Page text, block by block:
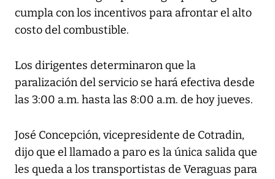
cumpla con los incentivos para afrontar el alto
costo del combustible.
Los dirigentes determinaron que la
paralización del servicio se hará efectiva desde
las 3:00 a.m. hasta las 8:00 a.m. de hoy jueves.
José Concepción, vicepresidente de Cotradin,
dijo que el llamado a paro es la única salida que
les queda a los transportistas de Veraguas para